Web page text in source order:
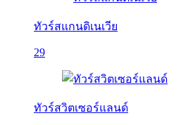
ทัวร์สแกนดิเนเวีย
29
ทัวร์สวิตเซอร์แลนด์